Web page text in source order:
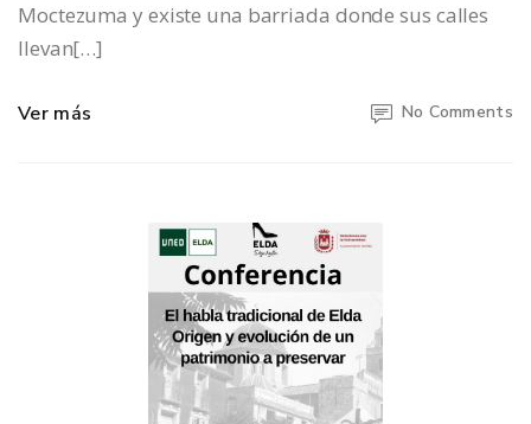
Moctezuma y existe una barriada donde sus calles
llevan[…]
Ver más No Comments